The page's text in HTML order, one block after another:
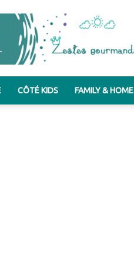
CÔTÉ KIDS FAMILY & HOME